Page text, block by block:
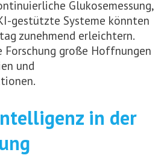
Glukosemessung,
gestützte Systeme könnten
zunehmend erleichtern.
große Hoffnungen
und
in der